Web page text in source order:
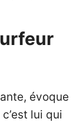
évoque
c’est lui qui